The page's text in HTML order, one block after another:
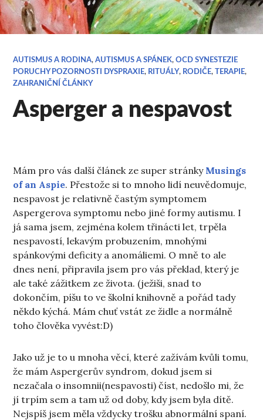
AUTISMUS A RODINA,AUTISMUS A SPÁNEK,OCD SYNESTEZIE
PORUCHY POZORNOSTI DYSPRAXIE, RITUÁLY, RODIČE,TERAPIE,
ZAHRANIČNÍ ČLÁNKY
Asperger a nespavost
Mám pro vás další článek ze super stránky Musings
of an Aspie. Přestože si to mnoho lidí neuvědomuje,
nespavost je relativně častým symptomem
Aspergerova symptomu nebo jiné formy autismu. I
já sama jsem, zejména kolem třinácti let, trpěla
nespavostí, lekavým probuzením, mnohými
spánkovými deficity a anomáliemi. O mně to ale
dnes není, připravila jsem pro vás překlad, který je
ale také zážitkem ze života. (ježiši, snad to
dokončím, píšu to ve školní knihovně a pořád tady
někdo kýchá. Mám chuť vstát ze židle a normálně
toho člověka vyvést:D)
Jako už je to u mnoha věcí, které zažívám kvůli tomu,
že mám Aspergerův syndrom, dokud jsem si
nezačala o insomnii(nespavosti) číst, nedošlo mi, že
jí trpím sem a tam už od doby, kdy jsem byla dítě.
Nejspíš jsem měla vždycky trošku abnormální spaní.